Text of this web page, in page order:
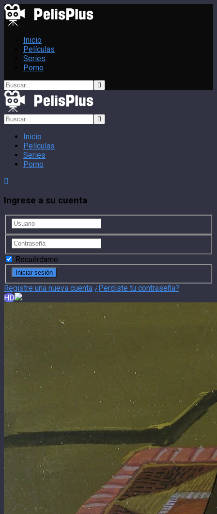
Inicio
Películas
Series
Porno
Inicio
Películas
Series
Porno
Ingrese a su cuenta
Recuérdame
Registre una nueva cuenta ¿Perdiste tu contraseña?
HD